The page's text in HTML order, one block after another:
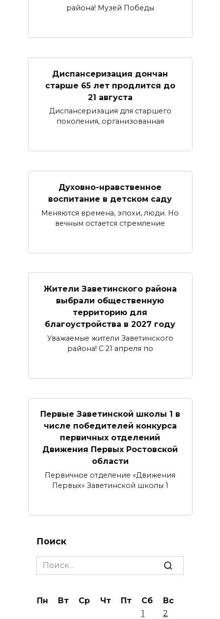
района! Музей Победы
Диспансеризация дончан
старше 65 лет продлится до
21 августа
Диспансеризация для старшего
поколения, организованная
Духовно-нравственное
воспитание в детском саду
Меняются времена, эпохи, люди. Но
вечным остается стремление
Жители Заветинского района
выбрали общественную
территорию для
благоустройства в 2027 году
Уважаемые жители Заветинского
района! С 21 апреля по
Первые Заветинской школы 1 в
числе победителей конкурса
первичных отделений
Движения Первых Ростовской
области
Первичное отделение «Движения
Первых» Заветинской школы 1
Поиск
Search
for:
Пн Вт Ср Чт Пт Сб
Вс
1
2